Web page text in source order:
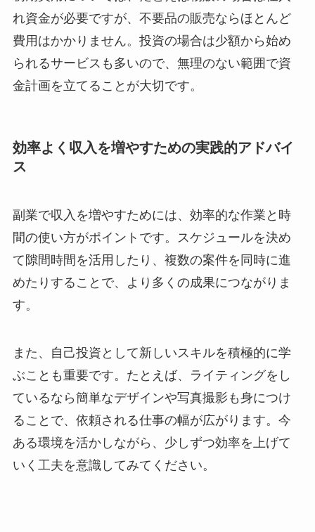
れ資金が必要ですが、不要品の販売ならほとんど
費用はかかりません。投資の場合は少額から始め
られるサービスも多いので、無理のない範囲で資
金計画を立てることが大切です。
効率よく収入を増やすための実践的アドバイ
ス
副業で収入を増やすためには、効率的な作業と時
間の使い方がポイントです。スケジュールを決め
て隙間時間を活用したり、複数の案件を同時に進
めたりすることで、より多くの成果につながりま
す。
また、自己投資として新しいスキルを積極的に学
ぶことも重要です。たとえば、ライティングをし
ているなら簡単なデザインや写真撮影も身につけ
ることで、依頼される仕事の幅が広がります。今
ある環境を活かしながら、少しずつ効率を上げて
いく工夫を意識してみてください。